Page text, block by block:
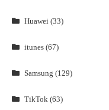
Huawei (33)
itunes (67)
Samsung (129)
TikTok (63)